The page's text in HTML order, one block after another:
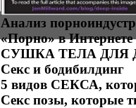
Анализ
«Порно» в Интернете
СУШКА ТЕЛА ДЛЯ
Секс и бодибилдинг
5 видов СЕКСА,
Секс позы, которые